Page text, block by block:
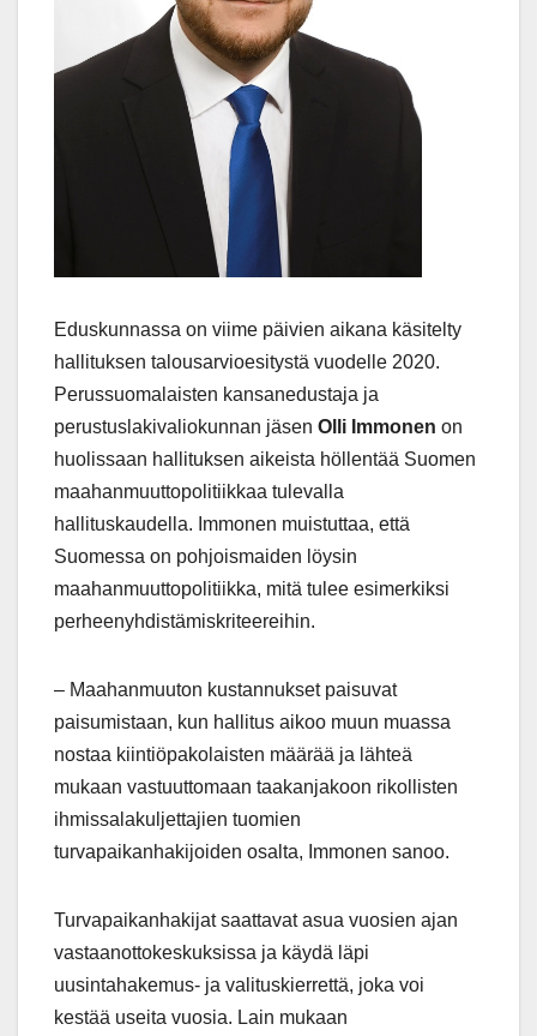
Eduskunnassa on viime päivien aikana käsitelty
hallituksen talousarvioesitystä vuodelle 2020.
Perussuomalaisten kansanedustaja ja
perustuslakivaliokunnan jäsen Olli Immonen on
huolissaan hallituksen aikeista höllentää Suomen
maahanmuuttopolitiikkaa tulevalla
hallituskaudella. Immonen muistuttaa, että
Suomessa on pohjoismaiden löysin
maahanmuuttopolitiikka, mitä tulee esimerkiksi
perheenyhdistämiskriteereihin.
– Maahanmuuton kustannukset paisuvat
paisumistaan, kun hallitus aikoo muun muassa
nostaa kiintiöpakolaisten määrää ja lähteä
mukaan vastuuttomaan taakanjakoon rikollisten
ihmissalakuljettajien tuomien
turvapaikanhakijoiden osalta, Immonen sanoo.
Turvapaikanhakijat saattavat asua vuosien ajan
vastaanottokeskuksissa ja käydä läpi
uusintahakemus- ja valituskierrettä, joka voi
kestää useita vuosia. Lain mukaan